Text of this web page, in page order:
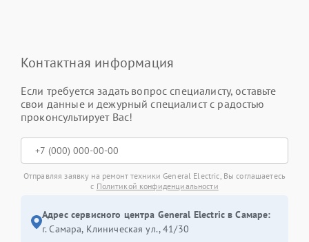
Контактная информация
Если требуется задать вопрос специалисту, оставьте
свои данные и дежурный специалист с радостью
проконсультирует Вас!
Отправляя заявку на ремонт техники General Electric, Вы соглашаетесь
с Политикой конфиденциальности
Адрес сервисного центра General Electric в Самаре:
г. Самара, Клиническая ул., 41/30